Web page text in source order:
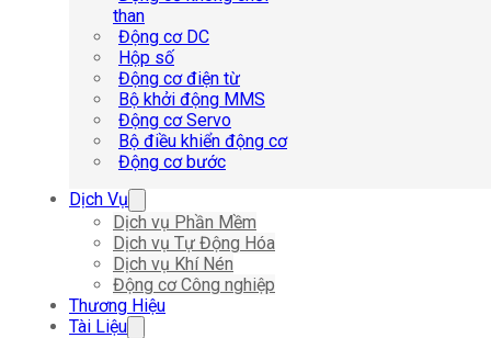
than
Động cơ DC
Hộp số
Động cơ điện từ
Bộ khởi động MMS
Động cơ Servo
Bộ điều khiển động cơ
Động cơ bước
Dịch Vụ
Dịch vụ Phần Mềm
Dịch vụ Tự Động Hóa
Dịch vụ Khí Nén
Động cơ Công nghiệp
Thương Hiệu
Tài Liệu